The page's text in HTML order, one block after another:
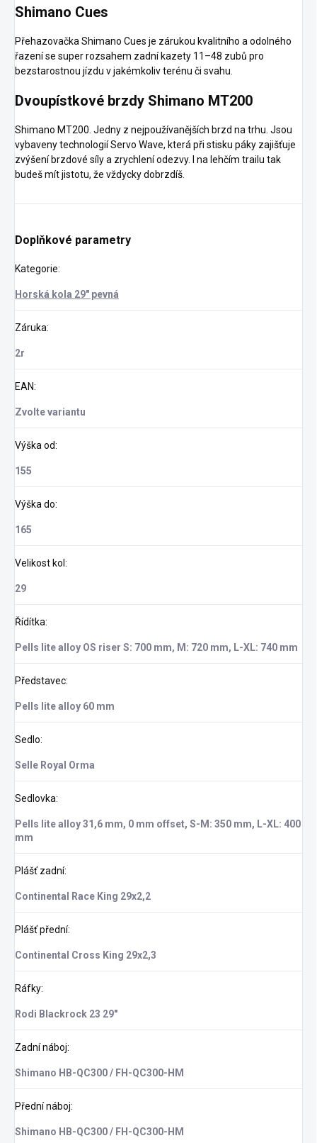
Shimano Cues
Přehazovačka Shimano Cues je zárukou kvalitního a odolného
řazení se super rozsahem zadní kazety 11–48 zubů pro
bezstarostnou jízdu v jakémkoliv terénu či svahu.
Dvoupístkové brzdy Shimano MT200
Shimano MT200. Jedny z nejpoužívanějších brzd na trhu. Jsou
vybaveny technologií Servo Wave, která při stisku páky zajišťuje
zvýšení brzdové síly a zrychlení odezvy. I na lehčím trailu tak
budeš mít jistotu, že vždycky dobrzdíš.
Doplňkové parametry
Kategorie:
Horská kola 29" pevná
Záruka:
2r
EAN:
Zvolte variantu
Výška od:
155
Výška do:
165
Velikost kol :
29
Řídítka:
Pells lite alloy OS riser S: 700 mm, M: 720 mm, L-XL: 740 mm
Představec:
Pells lite alloy 60 mm
Sedlo:
Selle Royal Orma
Sedlovka:
Pells lite alloy 31,6 mm, 0 mm offset, S-M: 350 mm, L-XL: 400
mm
Plášť zadní:
Continental Race King 29x2,2
Plášť přední:
Continental Cross King 29x2,3
Ráfky:
Rodi Blackrock 23 29"
Zadní náboj:
Shimano HB-QC300 / FH-QC300-HM
Přední náboj:
Shimano HB-QC300 / FH-QC300-HM